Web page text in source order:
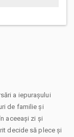
a iepurașului
de familie și
aceeași zi și
decide să plece și